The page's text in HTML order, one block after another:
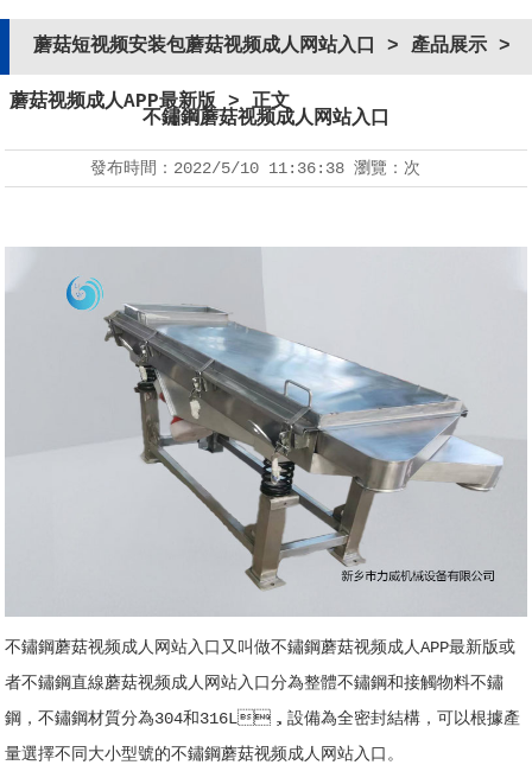
蘑菇短视频安装包蘑菇视频成人网站入口 > 產品展示 >
蘑菇视频成人APP最新版> 正文
不鏽鋼蘑菇视频成人网站入口
發布時間： 2022/5/10 11:36:38瀏覽： 次
不鏽鋼蘑菇视频成人网站入口又叫做不鏽鋼蘑菇视频成人APP最新版或
者不鏽鋼直線蘑菇视频成人网站入口分為整體不鏽鋼和接觸物料不鏽
鋼，不鏽鋼材質分為304和316L，設備為全密封結構，可以根據產
量選擇不同大小型號的不鏽鋼蘑菇视频成人网站入口。